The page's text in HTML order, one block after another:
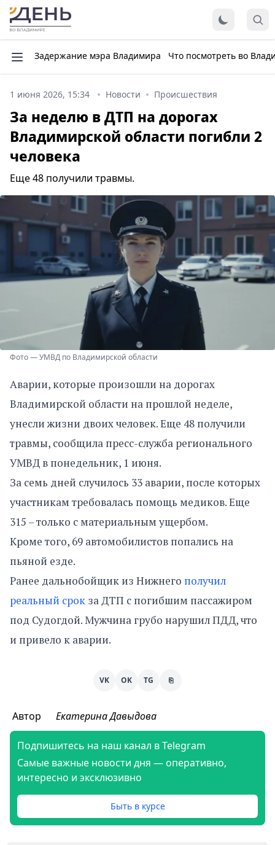
Задержание мэра Владимира Что посмотреть во
1 июня 2026, 15:34 Новости Происшествия
За неделю в ДТП на дорогах
Владимирской области погибли 2
человека
Еще 48 получили травмы.
Фото — УМВД по Владимирской области
Аварии, которые произошли на дорогах
Владимирской области на прошлой неделе,
унесли жизни двоих человек. Еще 48 получили
травмы, сообщила пресс-служба регионального
УМВД в понедельник, 1 июня.
За семь дней случилось 33 аварии, после которых
участникам требовалась помощь медиков. Еще
315 – только с материальным ущербом.
Кроме того, 69 автомобилистов попались на
пьяной езде.
Ранее дальнобойщик из Нижнего получил
реальный срок за ДТП с погибшим пассажиром
под Судогдой. Мужчина грубо нарушил ПДД, что
и привело к аварии.
VK OK TG ⎘
Автор Екатерина Давыдова
Подпишитесь на наш канал в Telegram
Самые важные новости дня — оперативно,
интересно и эксклюзивно
Быть в курсе